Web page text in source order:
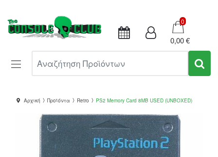
Καλάθι
0
0,00 €
Αρχική Προϊόντα Retro PS2 Memory Card 8MB USED (UNBOXED)